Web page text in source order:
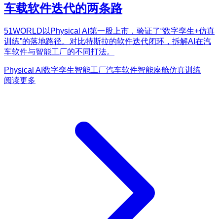
车载软件迭代的两条路
51WORLD以Physical AI第一股上市，验证了“数字孪生+仿真
训练”的落地路径。对比特斯拉的软件迭代闭环，拆解AI在汽
车软件与智能工厂的不同打法。
Physical AI 数字孪生智能工厂汽车软件智能座舱仿真训练
阅读更多